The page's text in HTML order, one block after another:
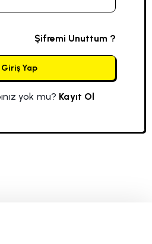
Şifremi Unuttum ?
Giriş Yap
yok mu? Kayıt Ol